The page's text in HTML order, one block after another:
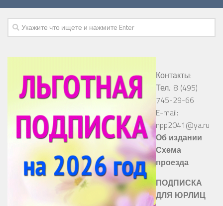
Контакты:
Тел.: 8 (495)
745-29-66
E-mail:
npp2041@ya.ru
Об издании
Схема
проезда
ПОДПИСКА
ДЛЯ ЮРЛИЦ